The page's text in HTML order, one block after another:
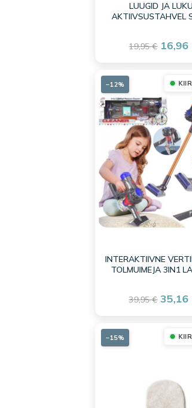
LUUGID JA
AKTIIVSUSTAHVEL
19,95 € 16,96
INTERAKTIIVNE
TOLMUIMEJA 3IN1
39,95 € 35,16
−12%
−15%